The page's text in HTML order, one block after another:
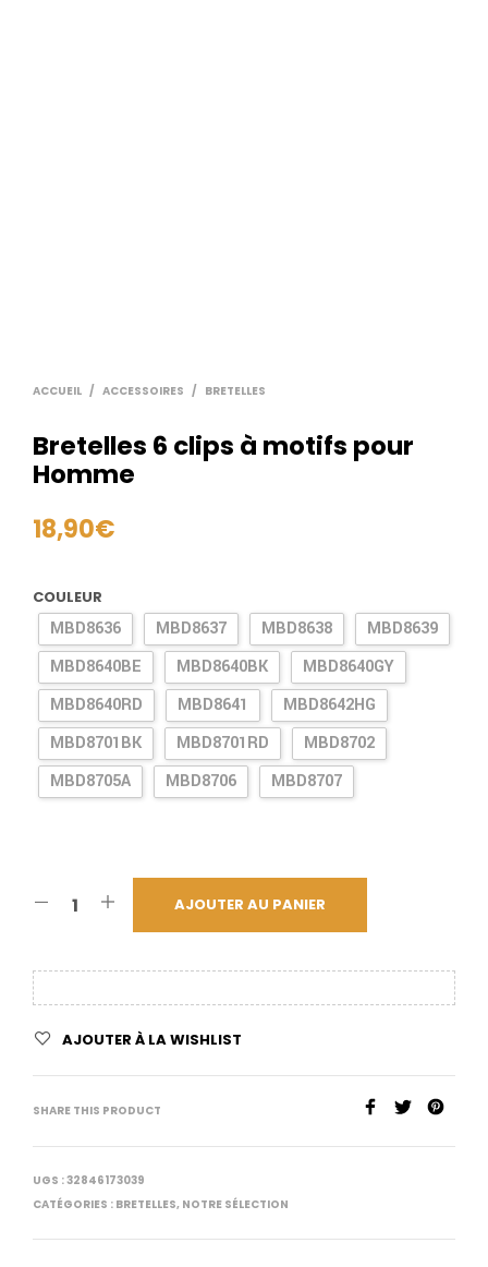
ACCUEIL / ACCESSOIRES / BRETELLES
Bretelles 6 clips à motifs pour
Homme
18,90€
COULEUR
MBD8636 MBD8637 MBD8638
MBD8639
MBD8640BE
MBD8640BK
MBD8640GY
MBD8640RD
MBD8641
MBD8642HG
MBD8701BK
MBD8701RD
MBD8702
MBD8705A
MBD8706 MBD8707
AJOUTER AU PANIER
AJOUTER À LA WISHLIST
SHARE THIS PRODUCT
UGS :32846173039
CATÉGORIES : BRETELLES, NOTRE SÉLECTION